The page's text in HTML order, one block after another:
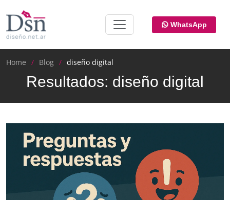
WhatsApp
Home Blog diseño digital
Resultados: diseño digital